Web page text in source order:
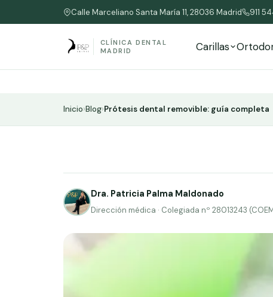
Calle Marceliano Santa María 11, 28036 Madrid 911
CLÍNICA DENTAL
MADRID
Carillas
Inicio›Blog›Prótesis dental removible: guía completa
Dra. Patricia Palma Maldonado
Dirección médica · Colegiada nº 28013243